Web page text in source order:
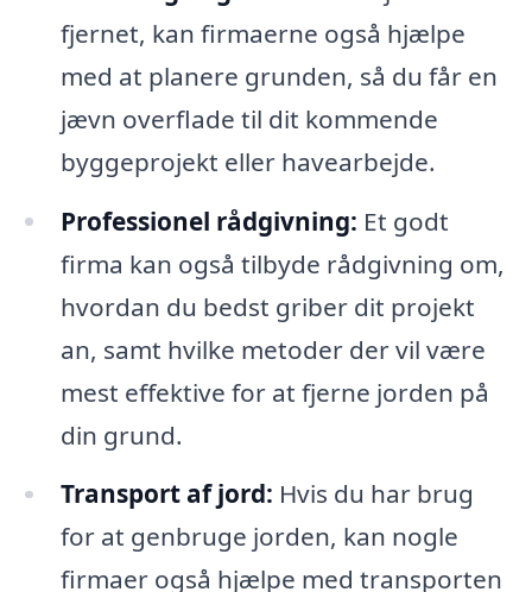
fjernet, kan firmaerne også hjælpe
med at planere grunden, så du får en
jævn overflade til dit kommende
byggeprojekt eller havearbejde.
Professionel rådgivning: Et godt
firma kan også tilbyde rådgivning om,
hvordan du bedst griber dit projekt
an, samt hvilke metoder der vil være
mest effektive for at fjerne jorden på
din grund.
Transport af jord: Hvis du har brug
for at genbruge jorden, kan nogle
firmaer også hjælpe med transporten